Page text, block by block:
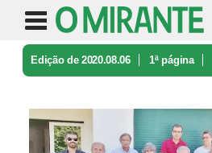
Edição de 2020.08.06 1ª página